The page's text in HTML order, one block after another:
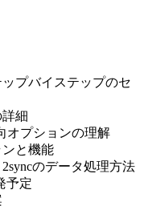
ップバイステップのセ
詳細
オプションの理解
ンと機能
2syncのデータ処理方法
予定